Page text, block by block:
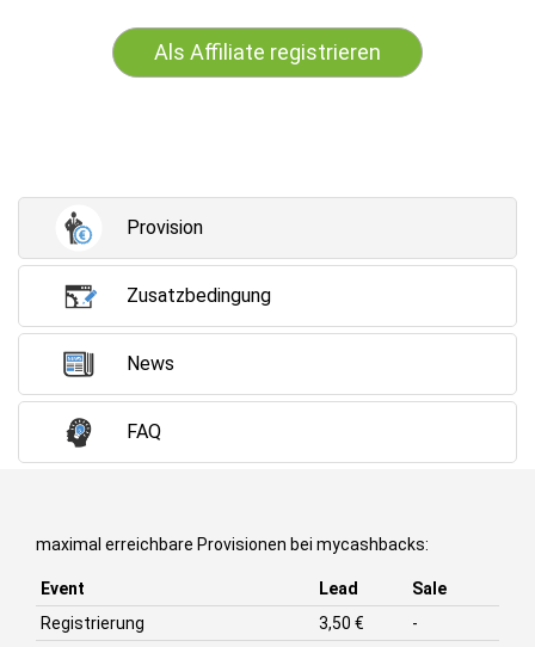
Als Affiliate registrieren
Provision
Zusatzbedingung
News
FAQ
maximal erreichbare Provisionen bei mycashbacks:
Event Lead
Sale
Registrierung
3,50 € -